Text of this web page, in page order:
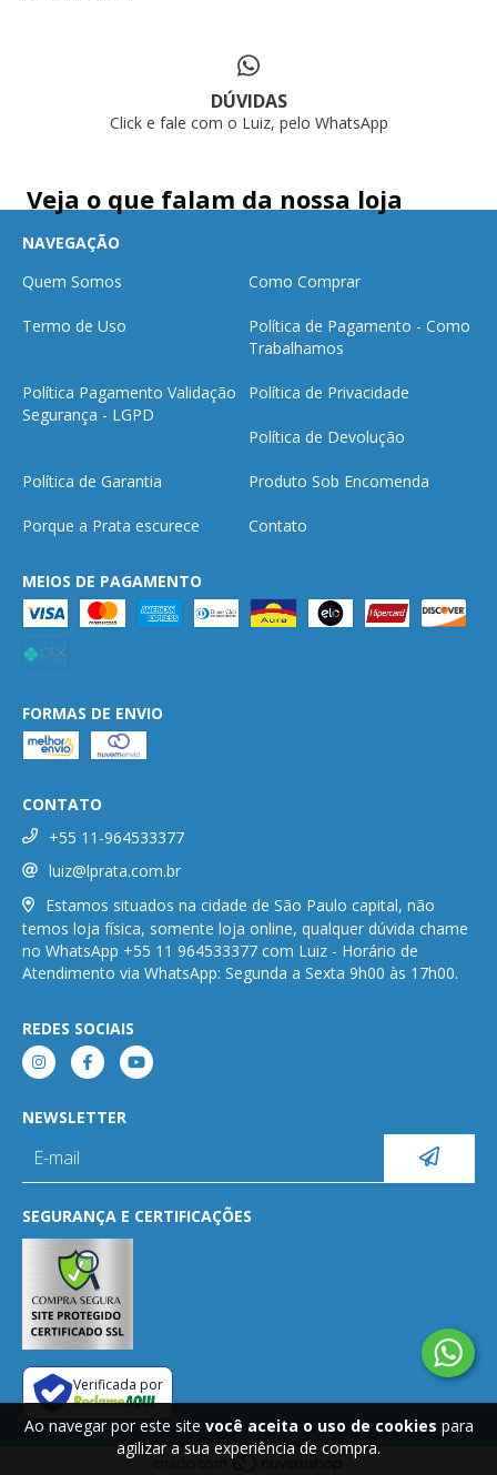
Ao navegar por este site você aceita o uso de cookies para
agilizar a sua experiência de compra.
DÚVIDAS
Click e fale com o Luiz, pelo WhatsApp
Veja o que falam da nossa loja
NAVEGAÇÃO
Quem Somos
Como Comprar
Termo de Uso
Política de Pagamento - Como
Trabalhamos
Política Pagamento Validação
Segurança - LGPD
Política de Privacidade
Política de Devolução
Política de Garantia Produto Sob Encomenda
Porque a Prata escurece Contato
MEIOS DE PAGAMENTO
FORMAS DE ENVIO
CONTATO
+55 11-964533377
luiz@lprata.com.br
Estamos situados na cidade de São Paulo capital, não
temos loja física, somente loja online, qualquer dúvida chame
no WhatsApp +55 11 964533377 com Luiz - Horário de
Atendimento via WhatsApp: Segunda a Sexta 9h00 às 17h00.
REDES SOCIAIS
NEWSLETTER
SEGURANÇA E CERTIFICAÇÕES
Verificada por